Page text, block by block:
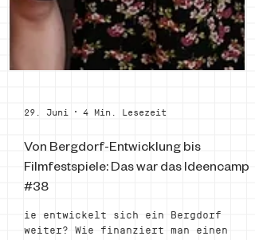
29. Juni 4 Min. Lesezeit
Von Bergdorf-Entwicklung bis
#38